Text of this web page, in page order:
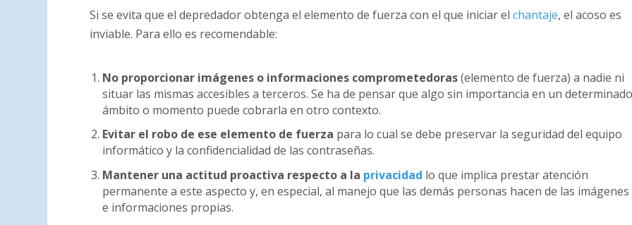
Si se evita que el depredador obtenga el elemento de fuerza con el que iniciar elchantaje, el acoso es
inviable. Para ello es recomendable:
No proporcionar imágenes o informaciones comprometedoras(elemento de fuerza) a nadie ni
situar las mismas accesibles a terceros. Se ha de pensar que algo sin importancia en un
ámbito o momento puede cobrarla en otro contexto.
Evitar el robo de ese elemento de fuerza para lo cual se debe preservar la seguridad del equipo
informático y la confidencialidad de las contraseñas.
Mantener una actitud proactiva respecto a la privacidad lo que implica prestar atención
permanente a este aspecto y, en especial, al manejo que las demás personas hacen de las imágenes
e informaciones propias.